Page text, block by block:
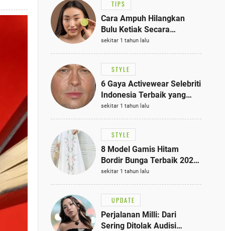
TIPS
Cara Ampuh Hilangkan
Bulu Ketiak Secara
Permanen dalam 5
Langkah Sederhana
sekitar 1 tahun lalu
STYLE
6 Gaya Activewear Selebriti
Indonesia Terbaik yang
Bisa Jadi Inspirasi
Fashionmu
sekitar 1 tahun lalu
STYLE
8 Model Gamis Hitam
Bordir Bunga Terbaik 2025,
Stylish untuk Hangout
hingga Acara Semi-Formal
sekitar 1 tahun lalu
UPDATE
Perjalanan Milli: Dari
Sering Ditolak Audisi